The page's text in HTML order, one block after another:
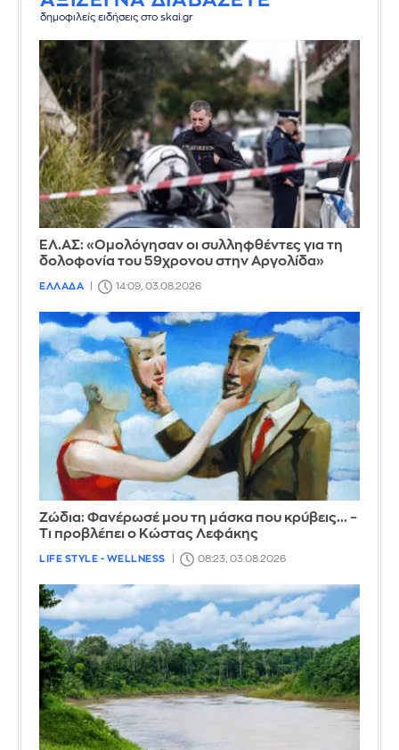
δημοφιλείς ειδήσεις στο skai.gr
ΕΛ.ΑΣ: «Ομολόγησαν οι συλληφθέντες για τη
δολοφονία του 59χρονου στην Αργολίδα»
ΕΛΛΑΔΑ 14:09, 03.08.2026
Ζώδια: Φανέρωσέ μου τη μάσκα που κρύβεις... –
Τι προβλέπει ο Κώστας Λεφάκης
LIFE STYLE - WELLNESS 08:23, 03.08.2026